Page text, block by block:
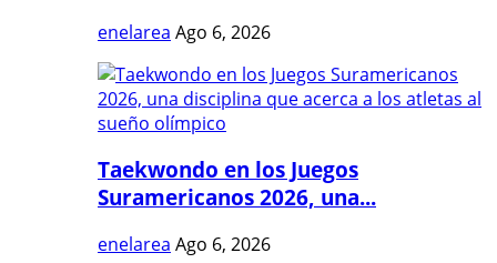
enelarea Ago 6, 2026
Taekwondo en los Juegos
Suramericanos 2026, una...
enelarea Ago 6, 2026